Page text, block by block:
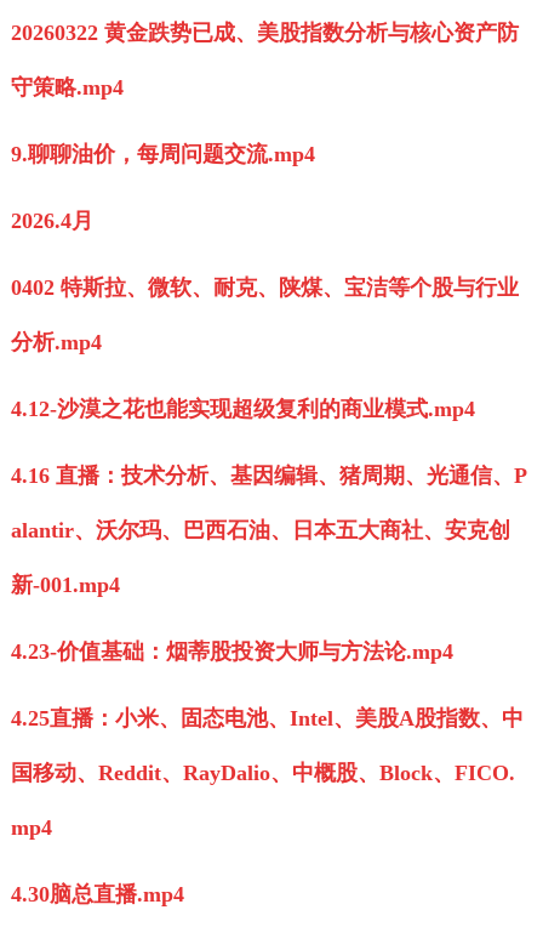
20260322 黄金跌势已成、美股指数分析与核心资产防
守策略.mp4
9.聊聊油价，每周问题交流.mp4
2026.4月
0402 特斯拉、微软、耐克、陕煤、宝洁等个股与行业
分析.mp4
4.12-沙漠之花也能实现超级复利的商业模式.mp4
4.16 直播：技术分析、基因编辑、猪周期、光通信、P
alantir、沃尔玛、巴西石油、日本五大商社、安克创
新-001.mp4
4.23-价值基础：烟蒂股投资大师与方法论.mp4
4.25直播：小米、固态电池、Intel、美股A股指数、中
国移动、Reddit、RayDalio、中概股、Block、FICO.
mp4
4.30脑总直播.mp4